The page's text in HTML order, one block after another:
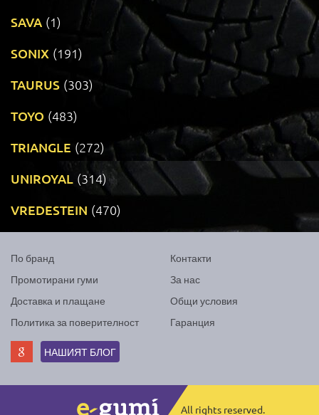
SAVA (1)
SONIX (191)
TAURUS (303)
TOYO (483)
TRIANGLE (272)
UNIROYAL (314)
VREDESTEIN (470)
По бранд
Промотирани гуми
Доставка и плащане
Политика за поверителност
Контакти
За нас
Общи условия
Гаранция
НАШИЯТ БЛОГ
All rights reserved.